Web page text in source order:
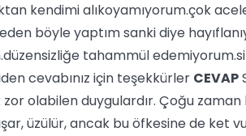
kendimi alıkoyamıyorum.çok
böyle yaptım sanki diye
tahammül
cevabınız için teşekkürler CEVAP
zor olabilen duygulardır. Çoğu
üzülür, ancak bu öfkesine de ket